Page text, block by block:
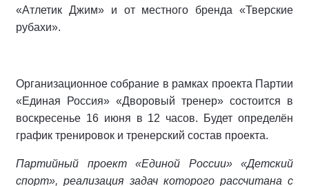
«Атлетик Джим» и от местного бренда «Тверские
рубахи».
Организационное собрание в рамках проекта Партии
«Единая Россия» «Дворовый тренер» состоится в
воскресенье 16 июня в 12 часов. Будет определён
график тренировок и тренерский состав проекта.
Партийный проект «Единой России» «Детский
спорт», реализация задач которого рассчитана с